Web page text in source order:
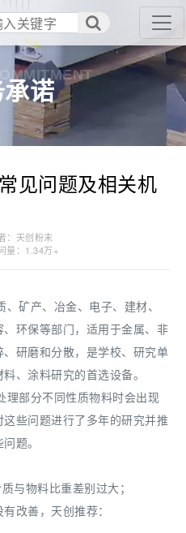
诺
见问题及相关机
：天创粉末
量： 1.34万+
、矿产、冶金、电子、建材、
环保等部门，适用于金属、非
研磨和分散，是学校、研究单
、涂料研究的首选设备。
部分不同性质物料时会出现
这些问题进行了多年的研究并推
题。
与物料比重差别过大；
改善，天创推荐：